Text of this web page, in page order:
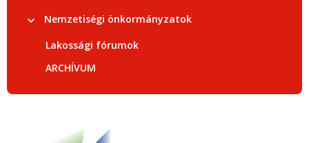
Nemzetiségi önkormányzatok
Lakossági fórumok
ARCHÍVUM